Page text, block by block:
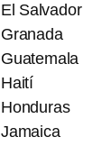
El Salvador
Granada
Guatemala
Haití
Honduras
Jamaica